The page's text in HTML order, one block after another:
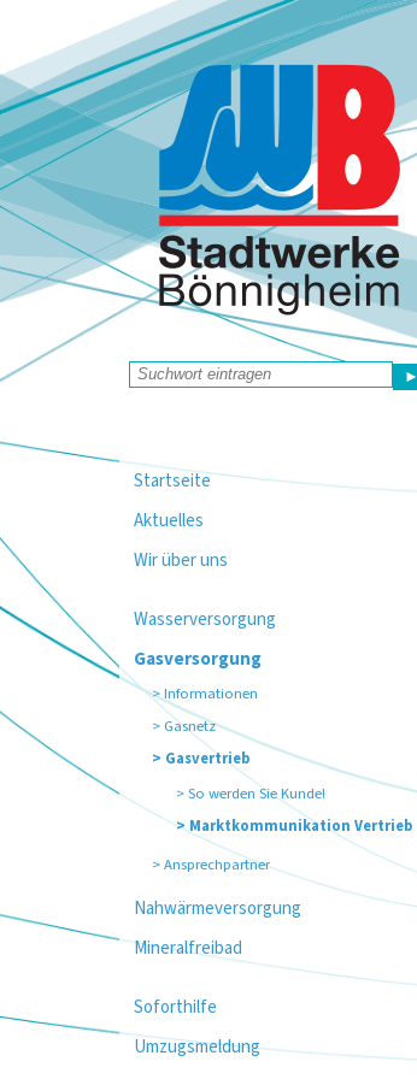
►
Startseite
Aktuelles
Wir über uns
Wasserversorgung
Gasversorgung
Informationen
Gasnetz
Gasvertrieb
So werden Sie Kunde!
Marktkommunikation Vertrieb
Ansprechpartner
Nahwärmeversorgung
Mineralfreibad
Soforthilfe
Umzugsmeldung